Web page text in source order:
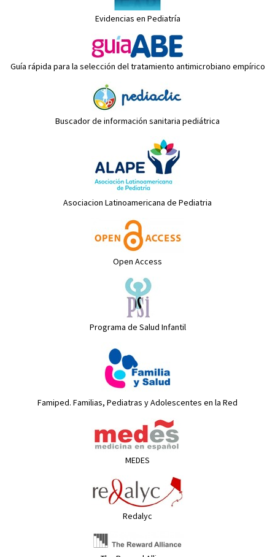
Evidencias en Pediatría
Guía rápida para la selección del tratamiento antimicrobiano empírico
Buscador de información sanitaria pediátrica
Asociacion Latinoamericana de Pediatria
Open Access
Programa de Salud Infantil
Famiped. Familias, Pediatras y Adolescentes en la Red
MEDES
Redalyc